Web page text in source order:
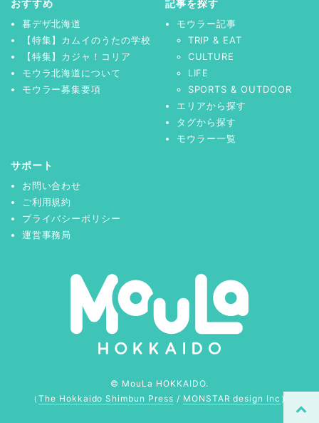
おすすめ
暮デザ北海道
【特集】カムイのうたの学校
【特集】カジャ！コリア
モウラ北海道について
モウラー募集要項
記事を探す
モウラー記事
TRIP & EAT
CULTURE
LIFE
SPORTS & OUTDOOR
エリアから探す
タグから探す
モウラー一覧
サポート
お問い合わせ
ご利用規約
プライバシーポリシー
運営事務局
© MouLa HOKKAIDO.
（ The Hokkaido Shimbun Press / MONSTAR design Inc ）